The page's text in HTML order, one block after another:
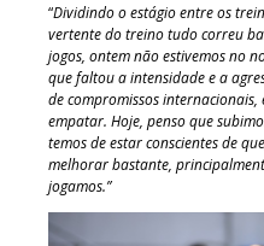
“Dividindo o estágio entre os
vertente do treino tudo correu
jogos, ontem não estivemos no
que faltou a intensidade e a
de compromissos
empatar. Hoje, penso que
temos de estar conscientes de
melhorar bastante,
jogamos.”